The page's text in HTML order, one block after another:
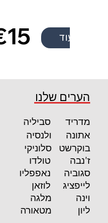
קרא עוד
הערים שלנו
סביליה
ולנסיה
מדריד
סלוניקי
אתונה
טולדו
בוקרשט
נאפפליו
ז'נבה
לוזאן
סגוביה
מלגה
לייפציג
מטאורה
וינה
ליון